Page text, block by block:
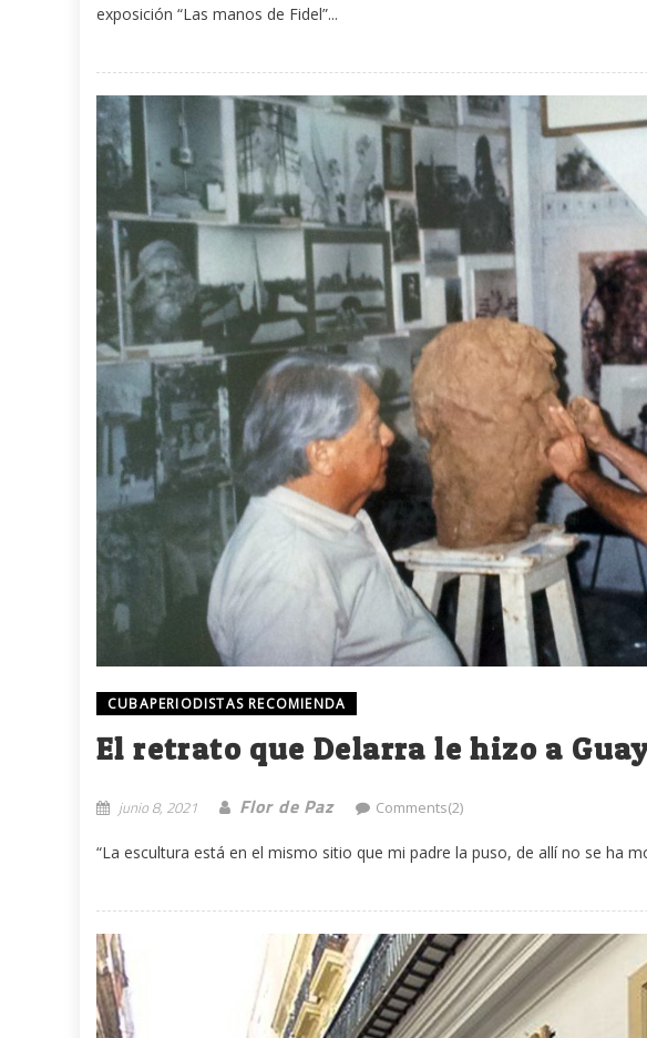
exposición “Las manos de Fidel”...
CUBAPERIODISTAS RECOMIENDA
El retrato que Delarra le hizo a
junio 8, 2021 Flor de Paz Comments(2)
“La escultura está en el mismo sitio que mi padre la puso, de allí no se ha